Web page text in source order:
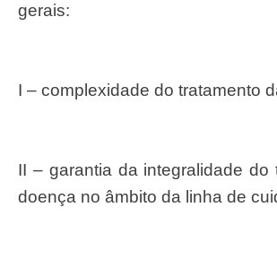
gerais:
I – complexidade do tratamento
II – garantia da integralidade do tratamento da
doença no âmbito da linha de